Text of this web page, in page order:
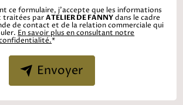
ce formulaire, j'accepte que les informations
traitées parATELIER DE FANNYdans le cadre
de contact et de la relation commerciale qui
En savoir plus en consultant notre
*
Envoyer